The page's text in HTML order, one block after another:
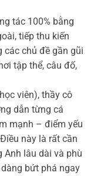
tác 100% bằng
tiếp thu kiến
chủ đề gần gũi
tập thể, câu đố,
viên), thầy cô
dẫn từng cá
mạnh – điểm yếu
này là rất cần
Anh lâu dài và phù
bứt phá ngay